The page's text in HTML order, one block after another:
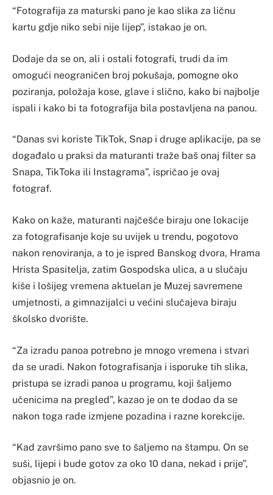
“Fotografija za maturski pano je kao slika za ličnu
kartu gdje niko sebi nije lijep”, istakao je on.
Dodaje da se on, ali i ostali fotografi, trudi da im
omogući neograničen broj pokušaja, pomogne oko
poziranja, položaja kose, glave i slično, kako bi najbolje
ispali i kako bi ta fotografija bila postavljena na panou.
“Danas svi koriste TikTok, Snap i druge aplikacije, pa se
događalo u praksi da maturanti traže baš onaj filter sa
Snapa, TikToka ili Instagrama”, ispričao je ovaj
fotograf.
Kako on kaže, maturanti najčešće biraju one lokacije
za fotografisanje koje su uvijek u trendu, pogotovo
nakon renoviranja, a to je ispred Banskog dvora, Hrama
Hrista Spasitelja, zatim Gospodska ulica, a u slučaju
kiše i lošijeg vremena aktuelan je Muzej savremene
umjetnosti, a gimnazijalci u većini slučajeva biraju
školsko dvorište.
“Za izradu panoa potrebno je mnogo vremena i stvari
da se uradi. Nakon fotografisanja i isporuke tih slika,
pristupa se izradi panoa u programu, koji šaljemo
učenicima na pregled”, kazao je on te dodao da se
nakon toga rade izmjene pozadina i razne korekcije.
“Kad završimo pano sve to šaljemo na štampu. On se
suši, lijepi i bude gotov za oko 10 dana, nekad i prije”,
objasnio je on.